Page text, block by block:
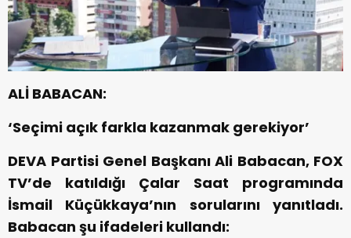
ALİ BABACAN:
‘Seçimi açık farkla kazanmak gerekiyor’
DEVA Partisi Genel Başkanı Ali Babacan, FOX
TV’de katıldığı Çalar Saat programında
İsmail Küçükkaya’nın sorularını yanıtladı.
Babacan şu ifadeleri kullandı: